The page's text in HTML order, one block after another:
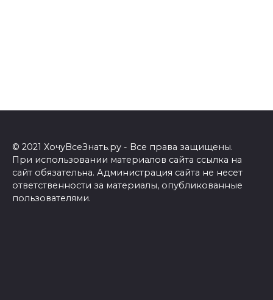
© 2021 ХочуВсеЗнать.ру - Все права защищены.
При использовании материалов сайта ссылка на
сайт обязательна. Администрация сайта не несет
ответственности за материалы, опубликованные
пользователями.